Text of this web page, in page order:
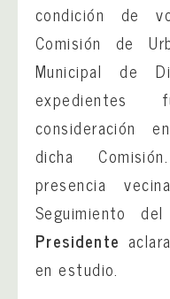
condición de
Comisión de
Municipal de
expedientes
consideración
dicha
presencia
Seguimiento
Presidente
en estudio.